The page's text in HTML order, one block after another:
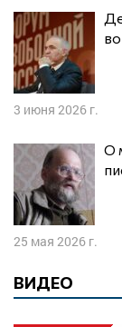
Деоккупация Крыма перестала быть
3 июня 2026 г.
О миропорядке 1945 года (из тюремных
25 мая 2026 г.
ВИДЕО